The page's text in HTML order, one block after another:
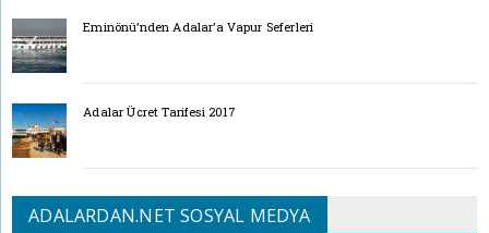
Eminönü’nden Adalar’a Vapur Seferleri
Adalar Ücret Tarifesi 2017
ADALARDAN.NET SOSYAL MEDYA